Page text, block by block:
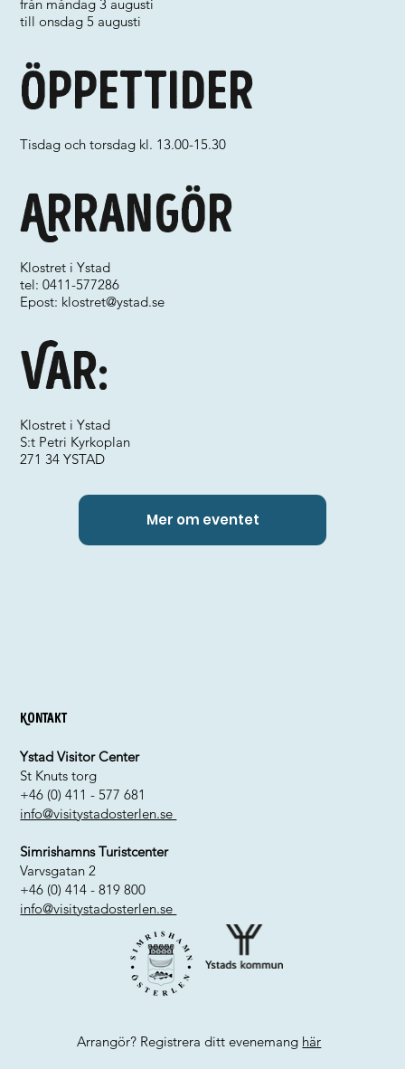
från måndag 3 augusti
till onsdag 5 augusti
Var:
Arrangör
Klostret i Ystad
tel: 0411-577286
Epost: klostret@ystad.se
Klostret i Ystad
S:t Petri Kyrkoplan
271 34 YSTAD
Öppettider
Tisdag och torsdag kl. 13.00-15.30
Mer om eventet
Kontakt
Ystad Visitor Center
St Knuts torg
+46 (0) 411 - 577 681
info@visitystadosterlen.se
Simrishamns Turistcenter
Varvsgatan 2
+46 (0) 414 - 819 800
info@visitystadosterlen.se
Arrangör? Registrera ditt evenemang här